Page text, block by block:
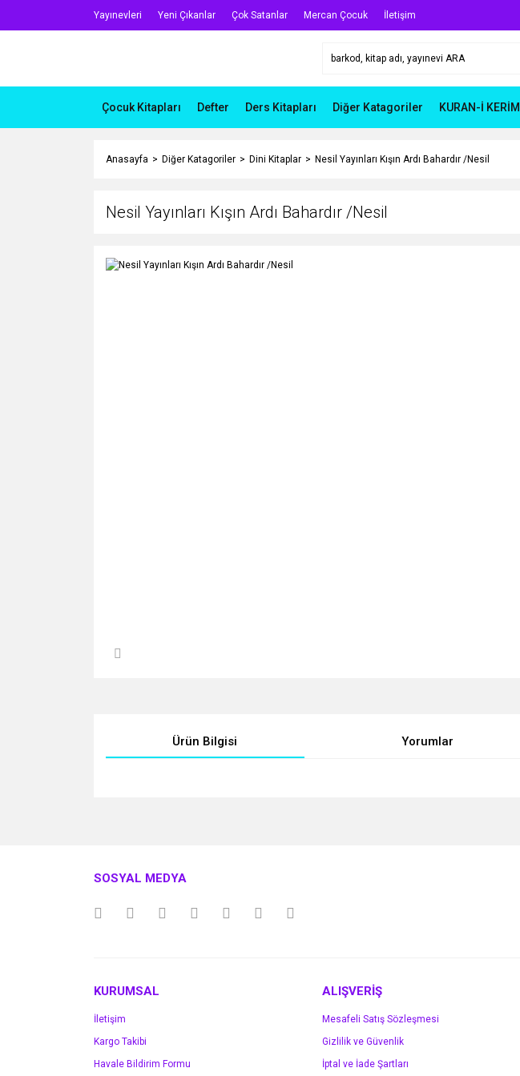
Yayınevleri Yeni Çıkanlar Çok Satanlar Mercan Çocuk İletişim
Çocuk Kitapları Defter Ders Kitapları Diğer Katagoriler KURAN-İ KERİM
Anasayfa Diğer Katagoriler Dini Kitaplar Nesil Yayınları Kışın Ardı Bahardır /Nesil
Nesil Yayınları Kışın Ardı Bahardır /Nesil
Ürün Bilgisi Yorumlar
Ürün açıklamasında eksik bilgiler bulunuyor.
SOSYAL MEDYA
KURUMSAL
İletişim
Kargo Takibi
Havale Bildirim Formu
ALIŞVERİŞ
Mesafeli Satış Sözleşmesi
Gizlilik ve Güvenlik
İptal ve İade Şartları